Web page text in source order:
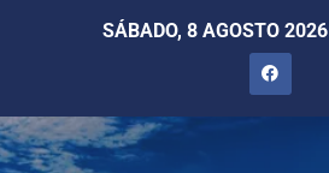
SÁBADO, 8 AGOSTO 2026